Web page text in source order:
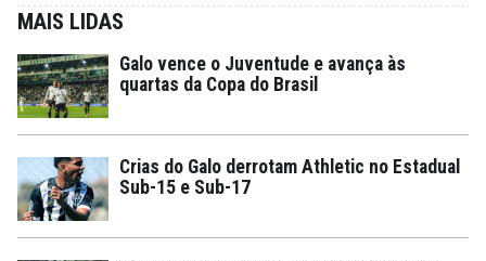
MAIS LIDAS
Galo vence o Juventude e avança às
quartas da Copa do Brasil
Crias do Galo derrotam Athletic no Estadual
Sub-15 e Sub-17